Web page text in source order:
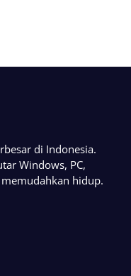
di Indonesia.
Windows, PC,
hidup.